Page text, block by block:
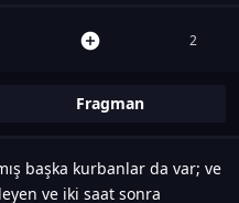
2
Fragman
başka kurbanlar da var; ve
ve iki saat sonra